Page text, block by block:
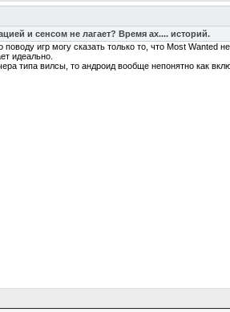
и сенсом не лагает? Время ах.... историй.
игр могу сказать только то, что Most Wanted
идеально.
типа вилсы, то андроид вообще непонятно как